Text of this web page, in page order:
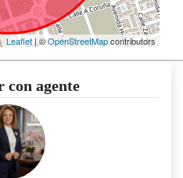
Leaflet| ©OpenStreetMapcontributors
con agente